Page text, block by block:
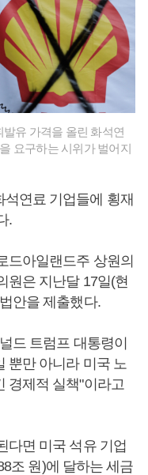
유 가격을 올린 화석연
요구하는 시위가 벌어지
연료 기업들에 횡재
.
드아일랜드주 상원의
원은 지난달 17일(현
안을 제출했다.
드 트럼프 대통령이
뿐만 아니라 미국 노
경제적 실책"이라고
다면 미국 석유 기업
조 원)에 달하는 세금